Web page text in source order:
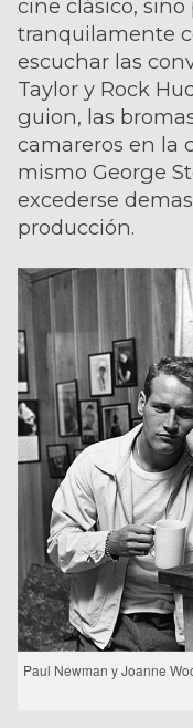
cine clásico,
tranquilamente
escuchar las
Taylor y Rock
guion, las
camareros en la
mismo George
excederse
producción.
Paul Newman y Joanne